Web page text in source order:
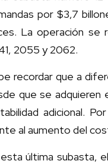
por $3,7
La operación se
2055 y 2062.
recordar que a
que se adquieren
adicional.
al aumento del
última subasta,